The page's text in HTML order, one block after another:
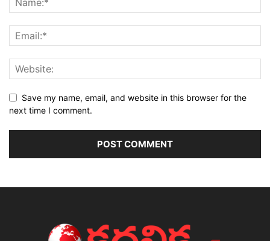
Save my name, email, and website in this browser for the
next time I comment.